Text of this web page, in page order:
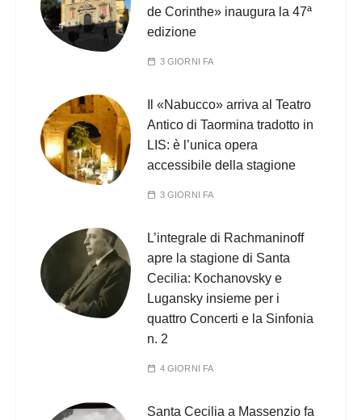
de Corinthe» inaugura la 47ª
edizione
3 GIORNI FA
Il «Nabucco» arriva al Teatro
Antico di Taormina tradotto in
LIS: è l’unica opera
accessibile della stagione
3 GIORNI FA
L’integrale di Rachmaninoff
apre la stagione di Santa
Cecilia: Kochanovsky e
Lugansky insieme per i
quattro Concerti e la Sinfonia
n. 2
4 GIORNI FA
Santa Cecilia a Massenzio fa